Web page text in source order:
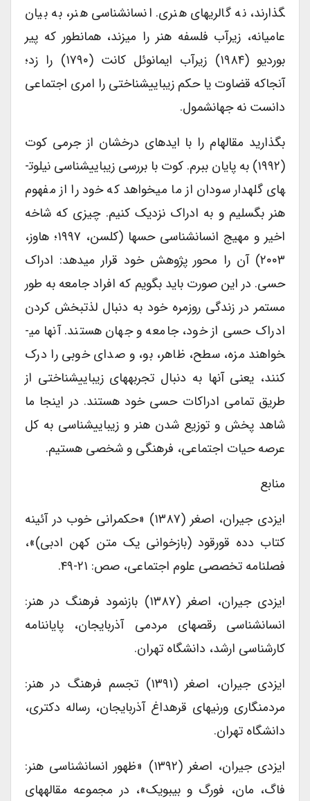
گذارند، نه گالری­های هنری. انسان­شناسی هنر، به بیان
عامیانه، زیرآب فلسفه هنر را می­زند، همانطور که پیر
بوردیو (۱۹۸۴) زیرآب ایمانوئل کانت (۱۷۹۰) را زد؛
آنجاکه قضاوت یا حکم زیبایی­شناختی را امری اجتماعی
دانست نه جهان­شمول.
بگذارید مقاله­ام را با ایده­ای درخشان از جرمی کوت
(۱۹۹۲) به پایان ببرم. کوت با بررسی زیبایی­شناسی نیلوت­
های گله­دار سودان از ما می­خواهد که خود را از مفهوم
هنر بگسلیم و به ادراک نزدیک کنیم. چیزی که شاخه
اخیر و مهیج انسان­شناسی حس­ها (کلسن، ۱۹۹۷؛ هاوز،
۲۰۰۳) آن را محور پژوهش خود قرار می­دهد: ادراک
حسی. در این صورت باید بگویم که افراد جامعه به طور
مستمر در زندگی روزمره خود به دنبال لذت­بخش کردن
ادراک حسی از خود، جامعه و جهان هستند. آنها می­
خواهند مزه، سطح، ظاهر، بو، و صدای خوبی را درک
کنند، یعنی آنها به دنبال تجربه­های زیبایی­شناختی از
طریق تمامی ادراکات حسی خود هستند. در اینجا ما
شاهد پخش و توزیع شدن هنر و زیبایی­شناسی به کل
عرصه حیات اجتماعی، فرهنگی و شخصی هستیم.
منابع
ایزدی جیران، اصغر (۱۳۸۷) «حکمرانی خوب در آئینه
کتاب دده قورقود (بازخوانی یک متن کهن ادبی)»،
فصلنامه تخصصی علوم اجتماعی، صص: ۲۱-۴۹.
ایزدی جیران، اصغر (۱۳۸۷) بازنمود فرهنگ در هنر:
انسان­شناسی رقص­های مردمی آذربایجان، پایان­نامه
کارشناسی ارشد، دانشگاه تهران.
ایزدی جیران، اصغر (۱۳۹۱) تجسم فرهنگ در هنر:
مردم­نگاری ورنی­های قره­داغ آذربایجان، رساله دکتری،
دانشگاه تهران.
ایزدی جیران، اصغر (۱۳۹۲) «ظهور انسان­شناسی هنر:
فاگ، مان، فورگ و بیبویک»، در مجموعه مقاله­های